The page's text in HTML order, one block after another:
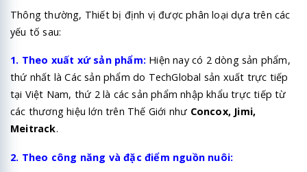
Thông thường, Thiết bị định vị được phân loại dựa trên các
yếu tố sau:
1. Theo xuất xứ sản phẩm: Hiện nay có 2 dòng sản phẩm,
thứ nhất là Các sản phẩm do TechGlobal sản xuất trực tiếp
tại Việt Nam, thứ 2 là các sản phẩm nhập khẩu trực tiếp từ
các thương hiệu lớn trên Thế Giới như Concox, Jimi,
Meitrack.
2. Theo công năng và đặc điểm nguồn nuôi: